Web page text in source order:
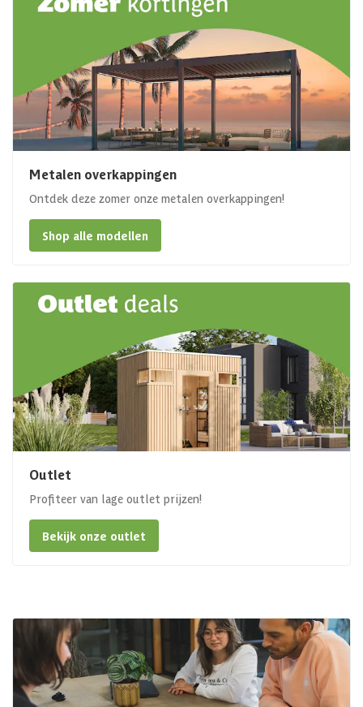
Metalen overkappingen
Ontdek deze zomer onze metalen overkappingen!
Shop alle modellen
Outlet
Profiteer van lage outlet prijzen!
Bekijk onze outlet